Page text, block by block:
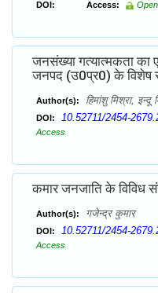
DOI: Access:
जनसंख्या गत्यात्मकता का
जनपद (उ0प्र0) के विशेष
Author(s): हिमांशु मिश्रा, इन्दू
DOI: 10.52711/2454-
Access
कमार जनजाति के विविध
Author(s): गजेन्द्र कुमार
DOI: 10.52711/2454-
Access